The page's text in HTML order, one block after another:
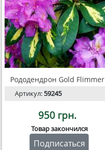
Рододендрон Gold Flimmer
Артикул:59245
950 грн.
Товар закончился
Подписаться